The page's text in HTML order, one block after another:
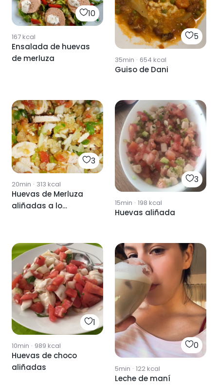
10
167kcal
Ensalada de huevas
de merluza
5
35min · 654 kcal
Guiso de Dani
3
20min · 313 kcal
Huevas de Merluza
aliñadas a lo
3
15min · 198 kcal
Huevas aliñada
1
10min · 989 kcal
Huevas de choco
aliñadas
0
5min · 122kcal
Leche de maní